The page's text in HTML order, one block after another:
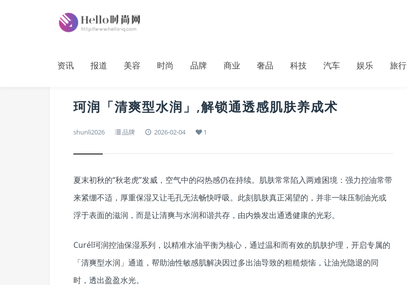
资讯 报道 美容 时尚 品牌 商业 奢品 科技 汽车 娱乐 旅行
珂润「清爽型水润」,解锁通透感肌肤养成术
shunli2026 品牌 2026-02-04 1
夏末初秋的“秋老虎”发威，空气中的闷热感仍在持续。肌肤常常陷入两难困境：强力控油常带
来紧绷不适，厚重保湿又让毛孔无法畅快呼吸。此刻肌肤真正渴望的，并非一味压制油光或
浮于表面的滋润，而是让清爽与水润和谐共存，由内焕发出通透健康的光彩。
Curél珂润控油保湿系列，以精准水油平衡为核心，通过温和而有效的肌肤护理，开启专属的
「清爽型水润」通道，帮助油性敏感肌解决因过多出油导致的粗糙烦恼，让油光隐退的同
时，透出盈盈水光。